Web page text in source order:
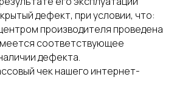
дефект, при условии, что:
производителя проведена
соответствующее
дефекта.
чек нашего интернет-